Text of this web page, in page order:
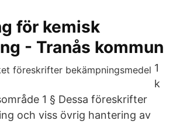
för kemisk
- Tranås kommun
1
k
1 § Dessa föreskrifter
och viss övrig hantering av